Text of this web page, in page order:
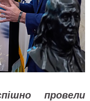
провели